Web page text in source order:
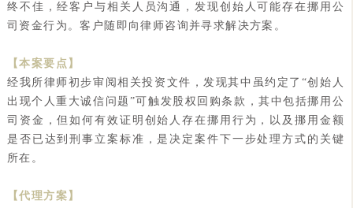
终不佳，经客户与相关人员沟通，发现创始人可能存在挪用公
司资金行为。客户随即向律师咨询并寻求解决方案。
【本案要点】
经我所律师初步审阅相关投资文件，发现其中虽约定了“创始人
出现个人重大诚信问题”可触发股权回购条款，其中包括挪用公
司资金，但如何有效证明创始人存在挪用行为，以及挪用金额
是否已达到刑事立案标准，是决定案件下一步处理方式的关键
所在。
【代理方案】